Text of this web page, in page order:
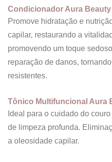
Condicionador Aura Beauty
Promove hidratação e
capilar, restaurando a
promovendo um toque
reparação de danos,
resistentes.
Tônico Multifuncional Aura
Ideal para o cuidado do
de limpeza profunda.
a oleosidade capilar.